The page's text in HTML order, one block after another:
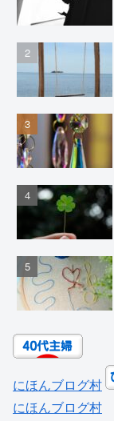
にほんブログ村
にほんブログ村